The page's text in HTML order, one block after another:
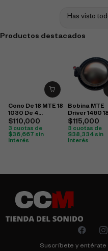
Has visto
Productos destacados
Cono De 18 MTE 18
1030 De 4
Pulgada
$110,000
3 cuotas de
$36,667 sin
interés
Bobina MTE
Driver 1460 18
Sound De 3
$115,000
3 cuotas de
$38,334sin
interés
Suscríbete y